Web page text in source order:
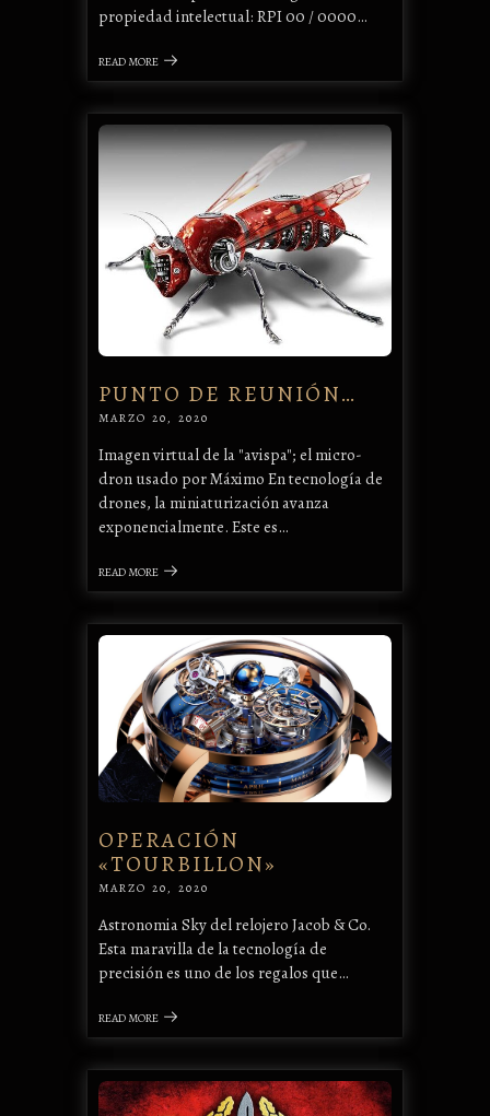
propiedad intelectual: RPI 00 / 0000…
READ MORE
PUNTO DE REUNIÓN…
MARZO 20, 2020
Imagen virtual de la "avispa"; el micro-
dron usado por Máximo En tecnología de
drones, la miniaturización avanza
exponencialmente. Este es…
READ MORE
OPERACIÓN
«TOURBILLON»
MARZO 20, 2020
Astronomia Sky del relojero Jacob & Co.
Esta maravilla de la tecnología de
precisión es uno de los regalos que…
READ MORE